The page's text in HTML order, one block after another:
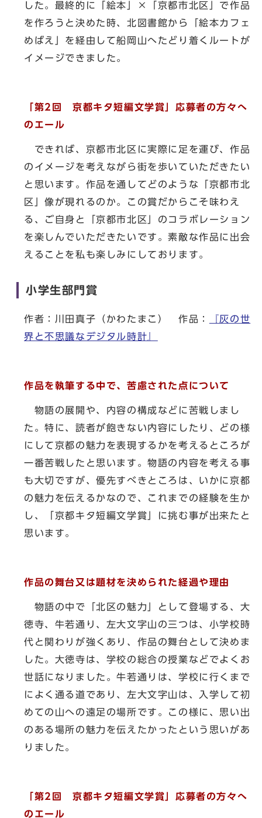
した。最終的に「絵本」×「京都市北区」で作品
を作ろうと決めた時、北図書館から「絵本カフェ
めばえ」を経由して船岡山へたどり着くルートが
イメージできました。
「第2回 京都キタ短編文学賞」応募者の方々へ
のエール
できれば、京都市北区に実際に足を運び、作品
のイメージを考えながら街を歩いていただきたい
と思います。作品を通してどのような「京都市北
区」像が現れるのか。この賞だからこそ味わえ
る、ご自身と「京都市北区」のコラボレーション
を楽しんでいただきたいです。素敵な作品に出会
えることを私も楽しみにしております。
小学生部門賞
作者：川田真子（かわたまこ） 作品：
『灰の世
界と不思議なデジタル時計』
作品を執筆する中で、苦慮された点について
物語の展開や、内容の構成などに苦戦しまし
た。特に、読者が飽きない内容にしたり、どの様
にして京都の魅力を表現するかを考えるところが
一番苦戦したと思います。物語の内容を考える事
も大切ですが、優先すべきところは、いかに京都
の魅力を伝えるかなので、これまでの経験を生か
し、「京都キタ短編文学賞」に挑む事が出来たと
思います。
作品の舞台又は題材を決められた経過や理由
物語の中で「北区の魅力」として登場する、大
徳寺、牛若通り、左大文字山の三つは、小学校時
代と関わりが強くあり、作品の舞台として決めま
した。大徳寺は、学校の総合の授業などでよくお
世話になりました。牛若通りは、学校に行くまで
によく通る道であり、左大文字山は、入学して初
めての山への遠足の場所です。この様に、思い出
のある場所の魅力を伝えたかったという思いがあ
りました。
「第2回 京都キタ短編文学賞」応募者の方々へ
のエール